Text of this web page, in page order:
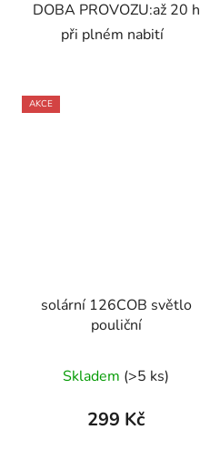
DOBA PROVOZU:až 20 h
při plném nabití
AKCE
solární 126COB světlo
pouliční
Skladem (>5 ks)
299 Kč